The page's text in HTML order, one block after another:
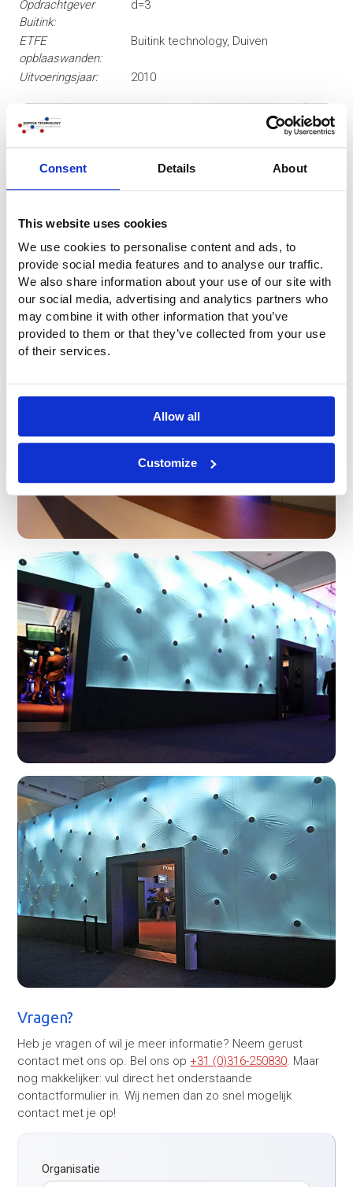
Consent Details About
This website uses cookies
We use cookies to personalise content and ads, to
provide social media features and to analyse our traffic.
We also share information about your use of our site with
our social media, advertising and analytics partners who
may combine it with other information that you’ve
provided to them or that they’ve collected from your use
of their services.
Allow all
Customize
Opdrachtgever
Buitink:
d=3
ETFE
opblaaswanden:
Buitink technology, Duiven
Uitvoeringsjaar: 2010
Vragen?
Heb je vragen of wil je meer informatie? Neem gerust
contact met ons op. Bel ons op +31 (0)316-250830. Maar
nog makkelijker: vul direct het onderstaande
contactformulier in. Wij nemen dan zo snel mogelijk
contact met je op!
Organisatie